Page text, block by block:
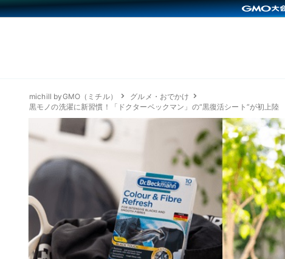
michill byGMO（ミチル）
グルメ・おでかけ
黒モノの洗濯に新習慣！「ドクターベックマン」の“黒復活シート”が初上陸